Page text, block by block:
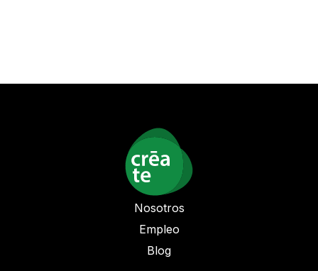
Nosotros
Empleo
Blog